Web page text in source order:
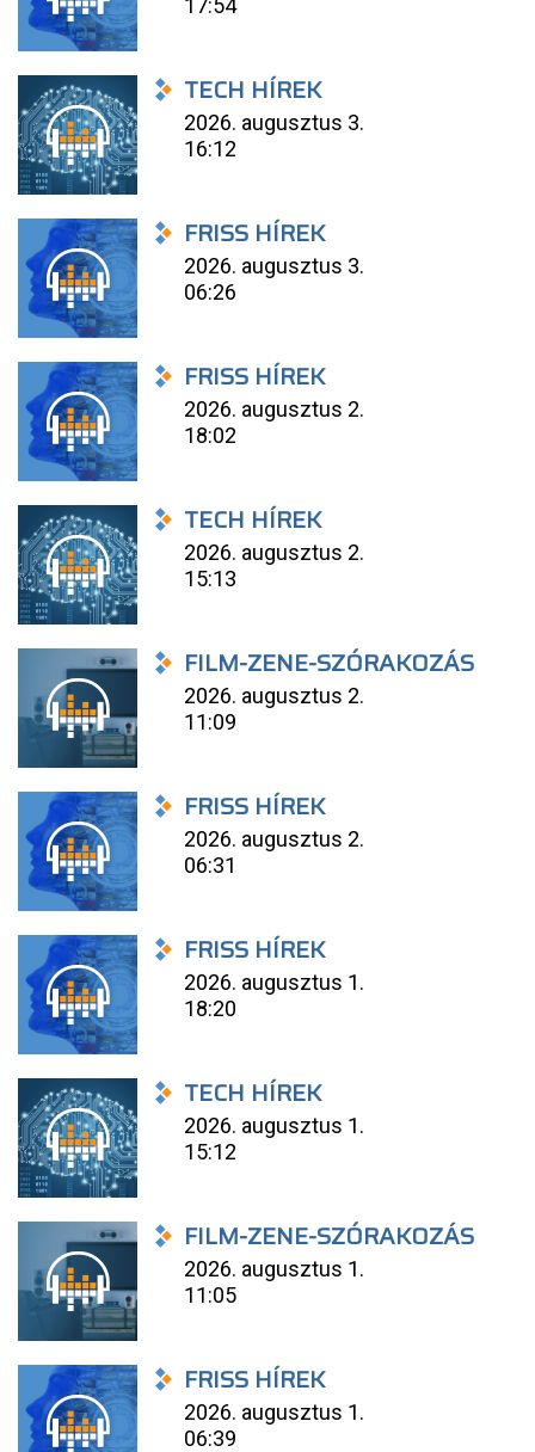
17:54
TECH HÍREK
2026. augusztus 3.
16:12
FRISS HÍREK
2026. augusztus 3.
06:26
FRISS HÍREK
2026. augusztus 2.
18:02
TECH HÍREK
2026. augusztus 2.
15:13
FILM-ZENE-SZÓRAKOZÁS
2026. augusztus 2.
11:09
FRISS HÍREK
2026. augusztus 2.
06:31
FRISS HÍREK
2026. augusztus 1.
18:20
TECH HÍREK
2026. augusztus 1.
15:12
FILM-ZENE-SZÓRAKOZÁS
2026. augusztus 1.
11:05
FRISS HÍREK
2026. augusztus 1.
06:39